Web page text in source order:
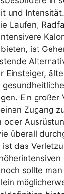
und
Laufen,
ist
Einsteiger,
Ein großer
Zugang
oder
überall
ist das
sollte